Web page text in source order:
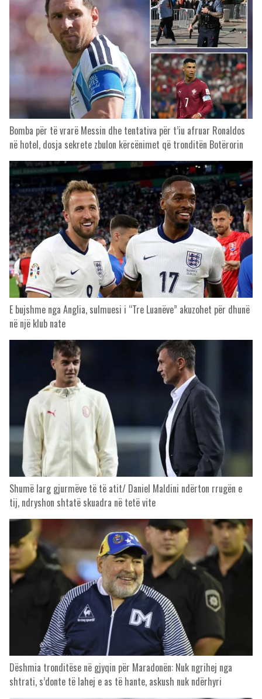
Bomba për të vrarë Messin dhe tentativa për t’iu afruar Ronaldos
në hotel, dosja sekrete zbulon kërcënimet që tronditën Botërorin
E bujshme nga Anglia, sulmuesi i “Tre Luanëve” akuzohet për dhunë
në një klub nate
Shumë larg gjurmëve të të atit/ Daniel Maldini ndërton rrugën e
tij, ndryshon shtatë skuadra në tetë vite
Dëshmia tronditëse në gjyqin për Maradonën: Nuk ngrihej nga
shtrati, s’donte të lahej e as të hante, askush nuk ndërhyri